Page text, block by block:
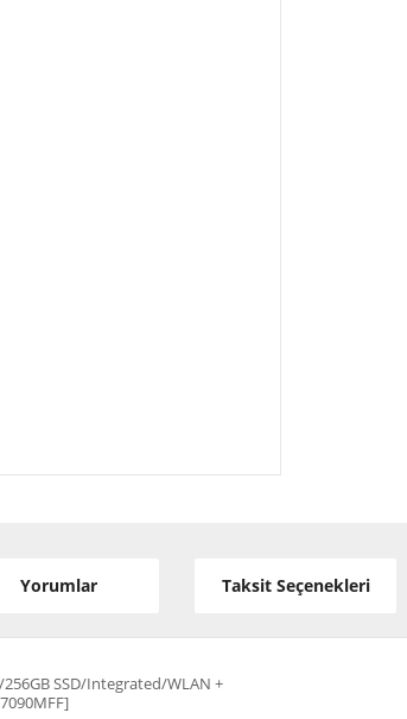
Yorumlar Taksit Seçenekleri
SSD/Integrated/WLAN +